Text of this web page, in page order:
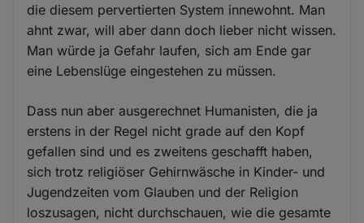
die diesem pervertierten System innewohnt. Man
ahnt zwar, will aber dann doch lieber nicht wissen.
Man würde ja Gefahr laufen, sich am Ende gar
eine Lebenslüge eingestehen zu müssen.
Dass nun aber ausgerechnet Humanisten, die ja
erstens in der Regel nicht grade auf den Kopf
gefallen sind und es zweitens geschafft haben,
sich trotz religiöser Gehirnwäsche in Kinder- und
Jugendzeiten vom Glauben und der Religion
loszusagen, nicht durchschauen, wie die gesamte